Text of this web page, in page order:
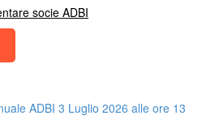
socie ADBI
ADBI 3 Luglio 2026 alle ore 13